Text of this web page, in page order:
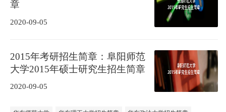
章
2020-09-05
2015年考研招生简章：阜阳师范
大学2015年硕士研究生招生简章
2020-09-05